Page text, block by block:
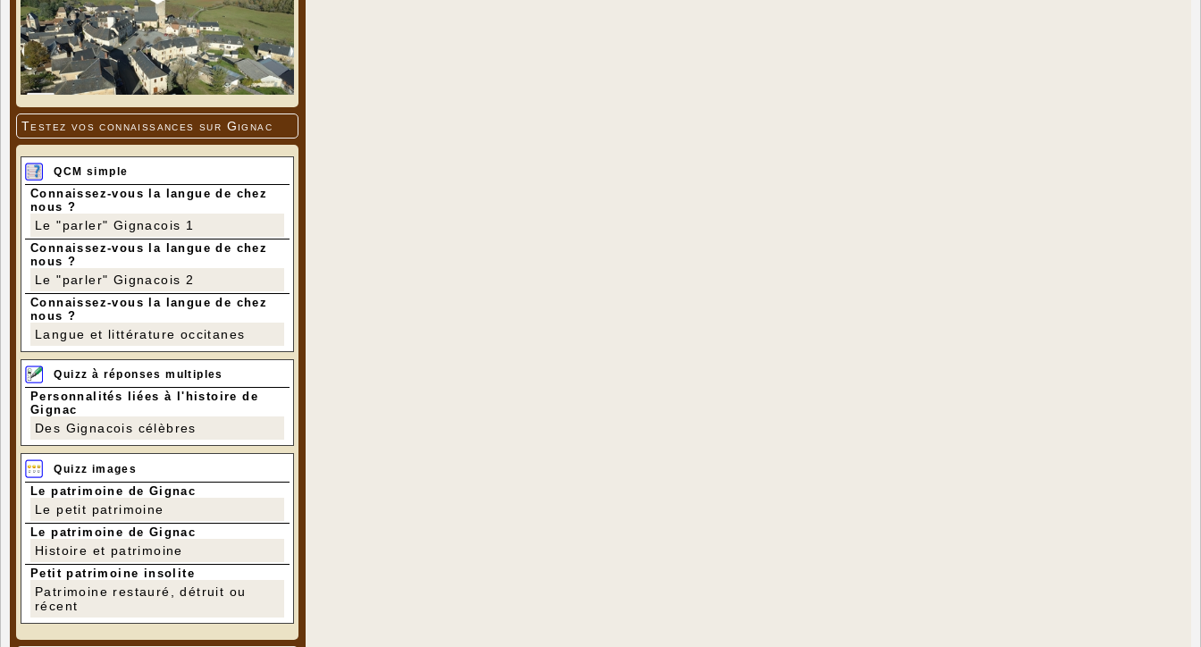
Testez vos connaissances sur Gignac
QCM simple
Connaissez-vous la langue de chez
nous ?
Le "parler" Gignacois 1
Connaissez-vous la langue de chez
nous ?
Le "parler" Gignacois 2
Connaissez-vous la langue de chez
nous ?
Langue et littérature occitanes
Quizz à réponses multiples
Personnalités liées à l'histoire de
Gignac
Des Gignacois célèbres
Quizz images
Le patrimoine de Gignac
Le petit patrimoine
Le patrimoine de Gignac
Histoire et patrimoine
Petit patrimoine insolite
Patrimoine restauré, détruit ou
récent